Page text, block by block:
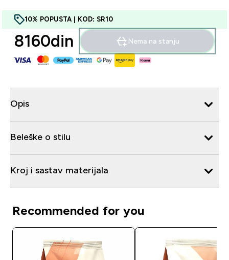
10% POPUSTA | KOD: SR10
8160din‎ Nema na stanju
Opis
Beleške o stilu
Kroj i sastav materijala
Recommended for you